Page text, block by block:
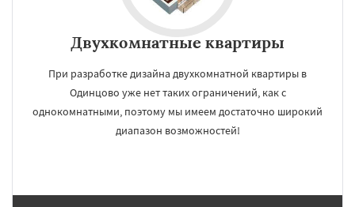
Двухкомнатные квартиры
При разработке дизайна двухкомнатной квартиры в
Одинцово уже нет таких ограничений, как с
однокомнатными, поэтому мы имеем достаточно широкий
диапазон возможностей!